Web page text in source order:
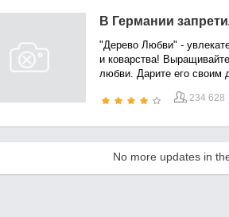
В Германии
"Дерево Любви" -
и коварства!
любви. Дарите его своим
234 628
No more updates in